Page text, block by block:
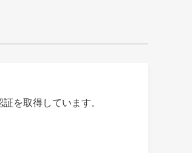
を取得しています。